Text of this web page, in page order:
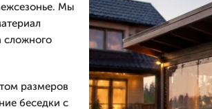
Мы
сложного
размеров
беседки с